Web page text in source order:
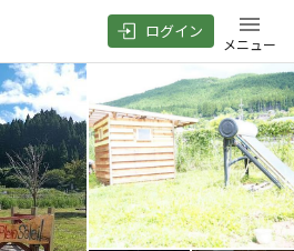
ログイン
メニュー